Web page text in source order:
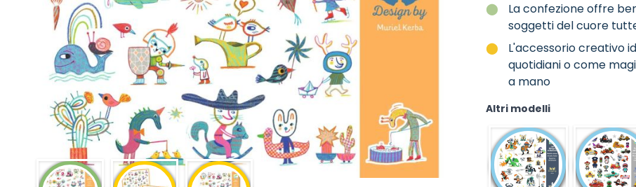
La confezione offre
soggetti del cuore
L'accessorio creativo
quotidiani o come
a mano
Altri modelli